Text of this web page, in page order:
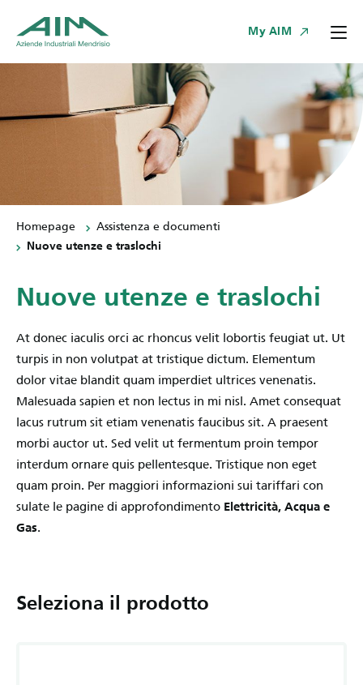
My AIM
Homepage
Assistenza e documenti
Nuove utenze e traslochi
Nuove utenze e traslochi
At donec iaculis orci ac rhoncus velit lobortis feugiat ut. Ut
turpis in non volutpat at tristique dictum. Elementum
dolor vitae blandit quam imperdiet ultrices venenatis.
Malesuada sapien et non lectus in mi nisl. Amet consequat
lacus rutrum sit etiam venenatis faucibus sit. A praesent
morbi auctor ut. Sed velit ut fermentum proin tempor
interdum ornare quis pellentesque. Tristique non eget
quam proin. Per maggiori informazioni sui tariffari con
sulate le pagine di approfondimento Elettricità, Acqua e
Gas.
Seleziona il prodotto